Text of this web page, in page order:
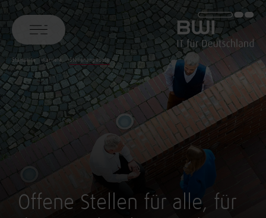
BWI GmbH
Startseite Karriere Stellenangebote
Offene Stellen für alle, für